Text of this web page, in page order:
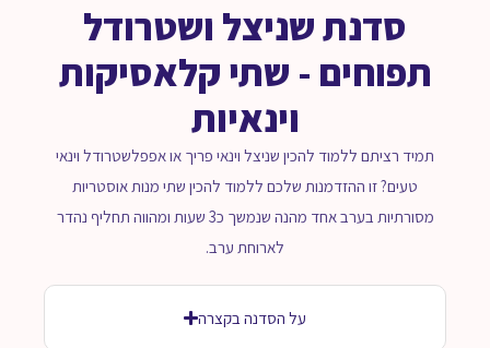
סדנת שניצל ושטרודל
תפוחים - שתי קלאסיקות
וינאיות
תמיד רציתם ללמוד להכין שניצל וינאי פריך או אפפלשטרודל וינאי
טעים? זו ההזדמנות שלכם ללמוד להכין שתי מנות אוסטריות
מסורתיות בערב אחד מהנה שנמשך כ3 שעות ומהווה תחליף נהדר
לארוחת ערב.
על הסדנה בקצרה